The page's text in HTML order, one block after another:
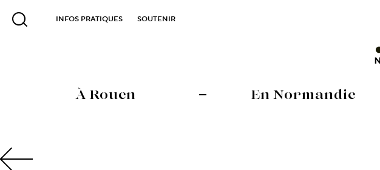
INFOS PRATIQUES SOUTENIR
À Rouen En Normandie